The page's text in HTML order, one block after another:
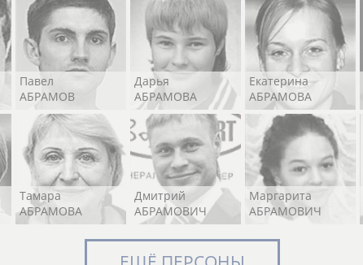
Павел
АБРАМОВ
Дарья
АБРАМОВА
Екатерина
АБРАМОВА
Тамара
АБРАМОВА
Дмитрий
АБРАМОВИЧ
Маргарита
АБРАМОВИЧ